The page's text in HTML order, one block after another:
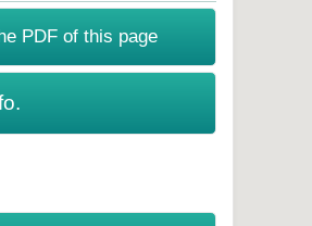
PDF of this page